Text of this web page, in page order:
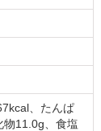
、たんぱ
物11.0g、食塩